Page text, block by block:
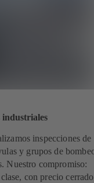
industriales
inspecciones de
y grupos de
Nuestro compromiso:
con precio